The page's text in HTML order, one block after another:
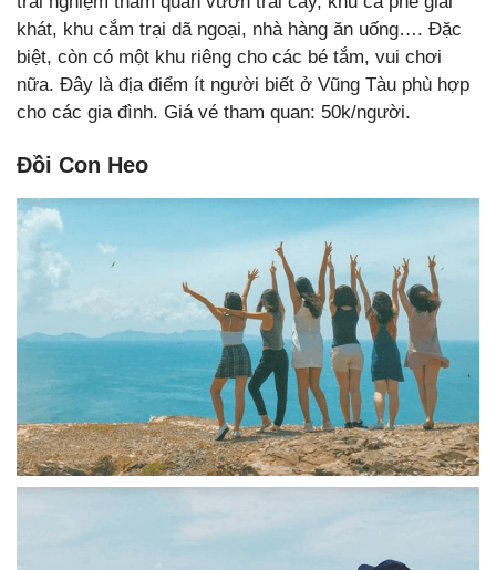
khát, khu cắm trại dã ngoại, nhà hàng ăn uống…. Đặc
biệt, còn có một khu riêng cho các bé tắm, vui chơi
nữa. Đây là địa điểm ít người biết ở Vũng Tàu phù hợp
cho các gia đình. Giá vé tham quan: 50k/người.
Đồi Con Heo